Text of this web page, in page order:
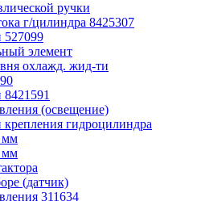
ручки
г/цилиндра 8425307
527099
элемент
охлажд. жид-ти
(освещение)
гидроцилиндра
мм
мм
(датчик)
311634